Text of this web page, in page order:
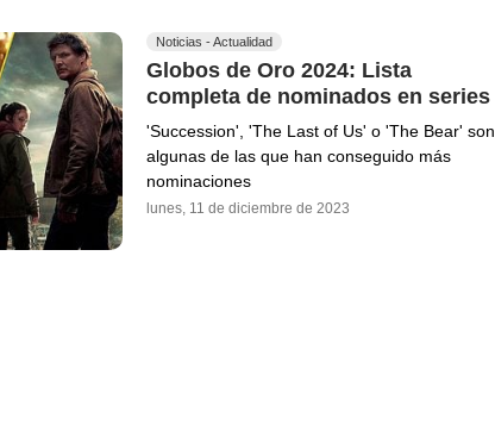
Noticias - Actualidad
Globos de Oro 2024: Lista
completa de nominados en series
'Succession', 'The Last of Us' o 'The Bear' son
algunas de las que han conseguido más
nominaciones
lunes, 11 de diciembre de 2023